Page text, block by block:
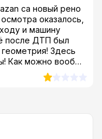
ca новый рено
оказалось,
после ДТП был
Здесь
Как можно вообще
в шоке! даже в